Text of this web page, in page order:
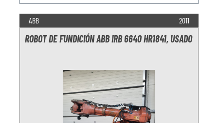
ABB 2011
ROBOT DE FUNDICIÓN ABB IRB 6640 HR1841, USADO